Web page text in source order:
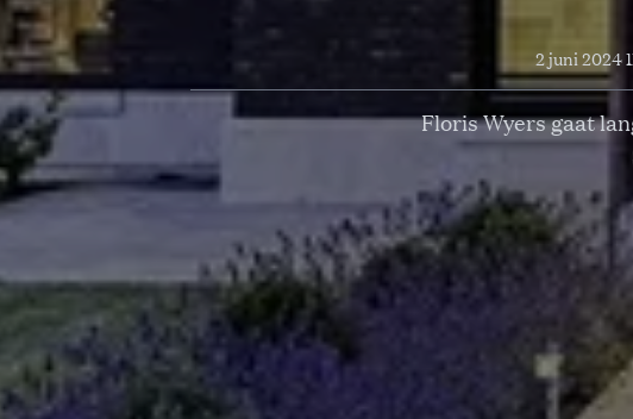
2 juni 2024
Floris Wyers gaat